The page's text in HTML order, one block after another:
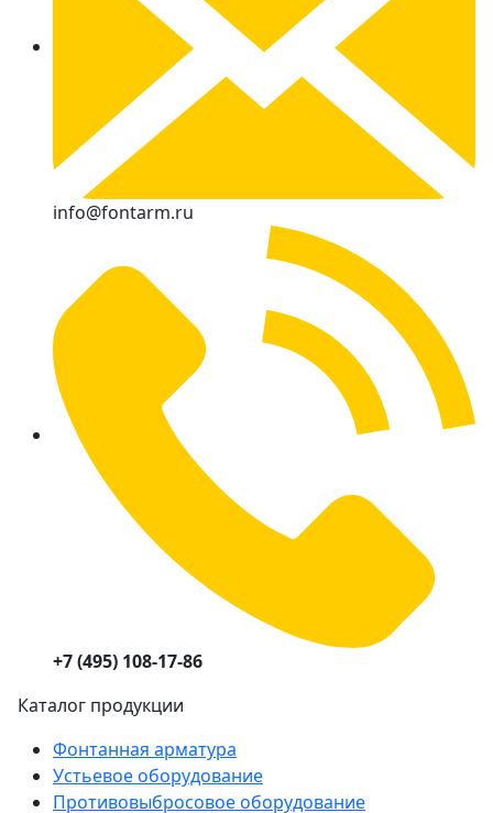
info@fontarm.ru
+7 (495) 108-17-86
Каталог продукции
Фонтанная арматура
Устьевое оборудование
Противовыбросовое оборудование